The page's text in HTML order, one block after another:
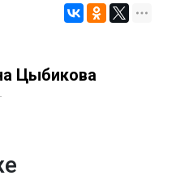
Цыбикова